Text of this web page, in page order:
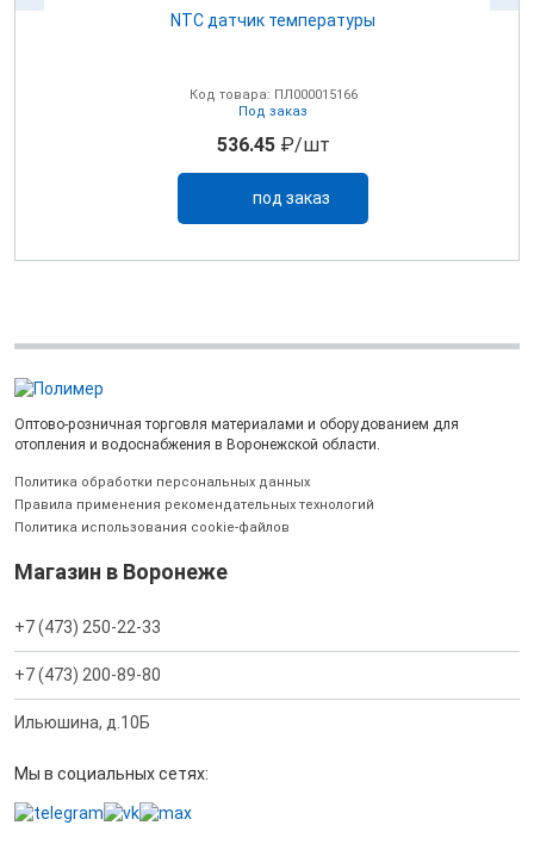
NTC датчик температуры
Код товара: ПЛ000015166
Под заказ
536.45₽/шт
под заказ
Оптово-розничная торговля материалами и оборудованием для
отопления и водоснабжения в Воронежской области.
Политика обработки персональных данных
Правила применения рекомендательных технологий
Политика использования cookie-файлов
Магазин в Воронеже
+7 (473) 250-22-33
+7 (473) 200-89-80
Ильюшина, д.10Б
Мы в социальных сетях: